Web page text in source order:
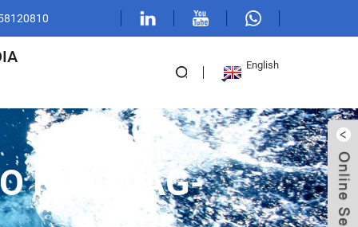
English
NGA NAG-